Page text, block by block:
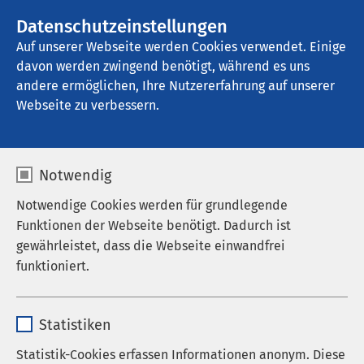
Datenschutzeinstellungen
Auf unserer Webseite werden Cookies verwendet. Einige
davon werden zwingend benötigt, während es uns
andere ermöglichen, Ihre Nutzererfahrung auf unserer
Webseite zu verbessern.
Notwendig
Notwendige Cookies werden für grundlegende
Funktionen der Webseite benötigt. Dadurch ist
gewährleistet, dass die Webseite einwandfrei
funktioniert.
Anbieter sgalinski
Statistiken
Statistik-Cookies erfassen Informationen anonym. Diese
AMEOS Klinikum Schönebeck